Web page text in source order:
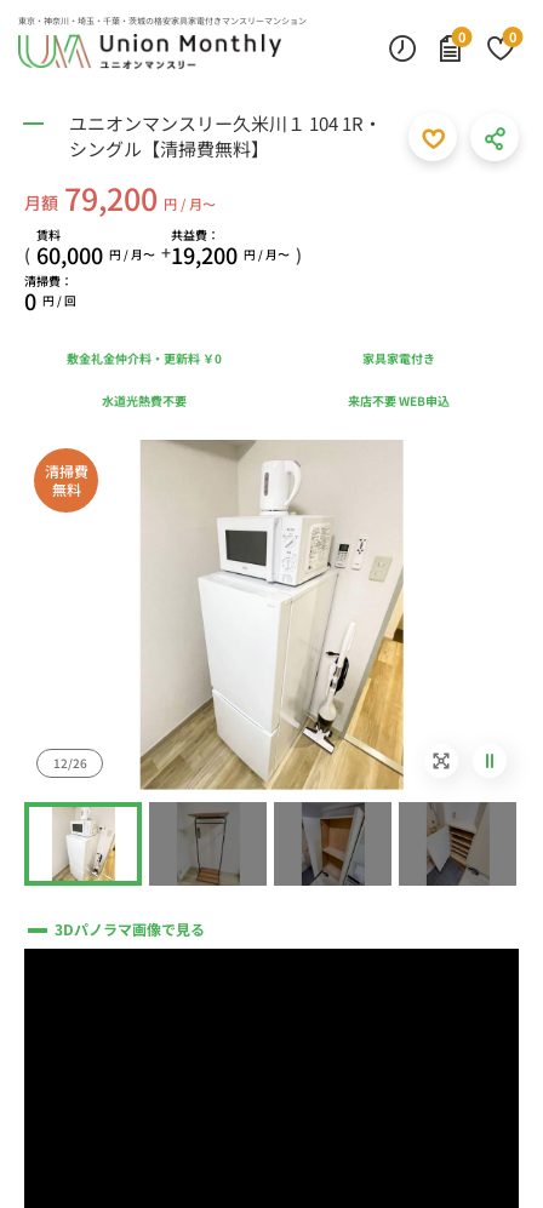
東京・神奈川・埼玉・千葉・茨城の格安家具家電付きマンスリーマンション
0
0
ユニオンマンスリー久米川１ 104 1R・
シングル【清掃費無料】
月額 79,200 円 / 月〜
(
賃料
60,000 円 / 月〜 +
共益費：
19,200 円 / 月〜 )
清掃費：
0 円 / 回
敷金礼金仲介料・更新料 ￥0 家具家電付き
水道光熱費不要 来店不要 WEB申込
清掃費
無料
12/26
3Dパノラマ画像で見る